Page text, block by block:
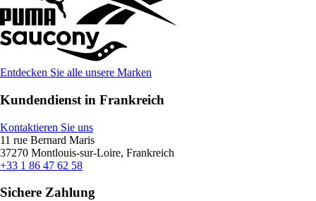
Entdecken Sie alle unsere Marken
Kundendienst in Frankreich
Kontaktieren Sie uns
11 rue Bernard Maris
37270 Montlouis-sur-Loire, Frankreich
+33 1 86 47 62 58
Sichere Zahlung